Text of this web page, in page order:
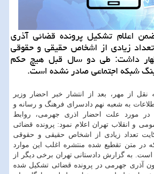
اعلام تشکیل پرونده قضائی آذری
زیادی از اشخاص حقیقی و حقوقی
داشت: طی دو سال قبل هیچ حکم
شبکه اجتماعی صادر نشده است.
از مهر، بعد از انتشار خبر احضار وزیر
به شعبه نهم دادسرای فرهنگ و رسانه و
در مورد علت احضار اذری جهرمی، روابط
و انقلاب تهران اعلام نمود: پرونده قضائی
تعداد زیادی از اشخاص حقیقی و حقوقی
متن تقطیع شده منتشره اغلب این موارد
به گزارش دادستانی تهران برخی دیگر از
آذری جهرمی در پرونده قضائی تشکیل شده